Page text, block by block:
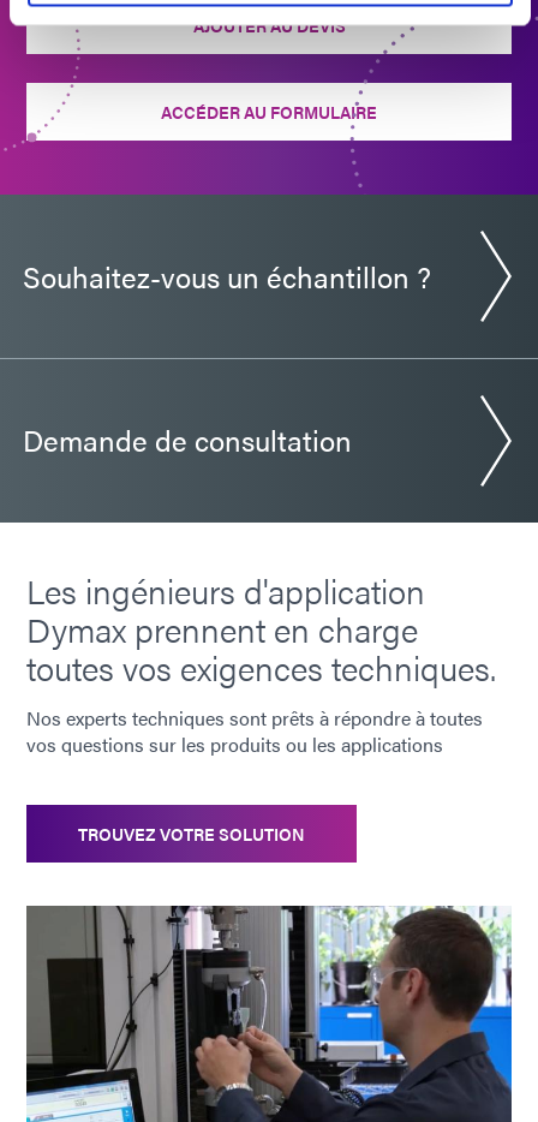
AJOUTER AU DEVIS
ACCÉDER AU FORMULAIRE
Souhaitez-vous un échantillon ?
Demande de consultation
Les ingénieurs d'application
Dymax prennent en charge
toutes vos exigences techniques.
Nos experts techniques sont prêts à répondre à toutes
vos questions sur les produits ou les applications
TROUVEZ VOTRE SOLUTION